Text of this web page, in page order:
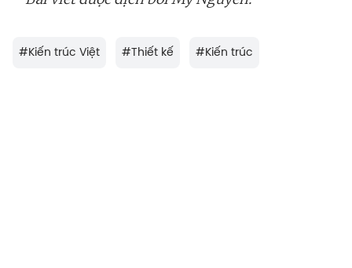
#Kiến trúc Việt #Thiết kế #Kiến trúc